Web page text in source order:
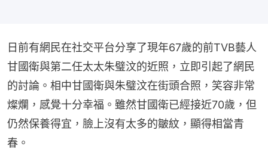
日前有網民在社交平台分享了現年67歲的前TVB藝人
甘國衛與第二任太太朱璧汶的近照，立即引起了網民
的討論。相中甘國衛與朱璧汶在街頭合照，笑容非常
燦爛，感覺十分幸福。雖然甘國衛已經接近70歲，但
仍然保養得宜，臉上沒有太多的皺紋，顯得相當青
春。